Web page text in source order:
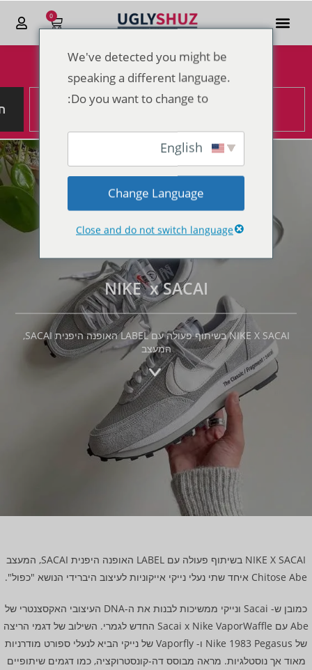
0
הנחות מטורפות לקראת סוף 2025
NIKE x SACAI
NIKE X SACAI בשיתוף פעולה עם LABEL האופנה היפנית SACAI,
המעצב
NIKE X SACAI בשיתוף פעולה עם LABEL האופנה היפנית SACAI, המעצב
Chitose Abe איחד שתי נעלי נייקי אייקוניות לעיצוב היברידי הנושא "כפול".
כמובן ש- Sacai ונייקי ממשיכות לבנות את ה-DNA העיצובי האקסצנטרי של
Abe עם Sacai x Nike VaporWaffle החדש לגמרי. השילוב של דגמי הריצה
של Nike 1983 Pegasus ו- Vaporfly של נייקי הביא לנעלי ספורט מודרניות
מאוד אך נוסטלגיות. מראה מבוסס דה-קונסטרוקציה, כמו דגמים שיתופיים
We've detected you might be
speaking a different language.
Do you want to change to:
Change Language
Close and do not switch language